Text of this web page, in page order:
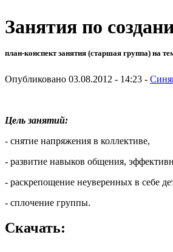
Занятия по
план-конспект занятия (старшая группа) на
Опубликовано 03.08.2012 - 14:23 -
Цель занятий:
- снятие напряжения в коллективе,
- развитие навыков общения,
- раскрепощение неуверенных в себе
- сплочение группы.
Скачать: